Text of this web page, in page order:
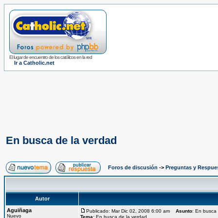
El lugar de encuentro de los católicos en la red
Ir a Catholic.net
En busca de la verdad
Foros de discusión -> Preguntas y
Autor
Aguiñaga
Nuevo
Publicado: Mar Dic 02, 2008 6:00 am Asunto: En busca
Tema: En busca de la verdad